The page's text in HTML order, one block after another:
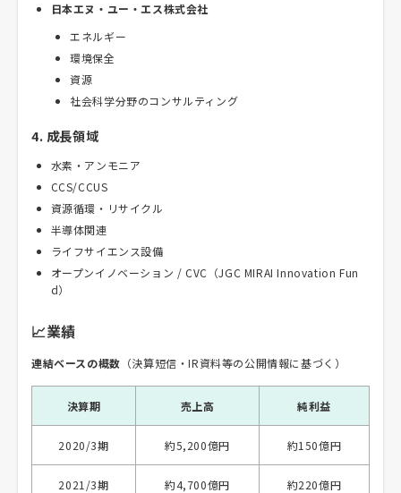
日本エヌ・ユー・エス株式会社
エネルギー
環境保全
資源
社会科学分野のコンサルティング
4. 成長領域
水素・アンモニア
CCS/CCUS
資源循環・リサイクル
半導体関連
ライフサイエンス設備
オープンイノベーション / CVC（JGC MIRAI Innovation Fun
d）
📈業績
連結ベースの概数 （決算短信・IR資料等の公開情報に基づく）
決算期 売上高 純利益
2020/3期 約5,200億円 約150億円
2021/3期 約4,700億円 約220億円